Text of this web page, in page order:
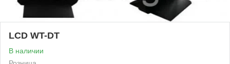
LCD WT-DT
В наличии